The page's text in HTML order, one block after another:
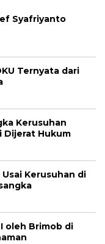
Syafriyanto
Ternyata dari
Kerusuhan
Dijerat Hukum
Kerusuhan di
oleh Brimob di